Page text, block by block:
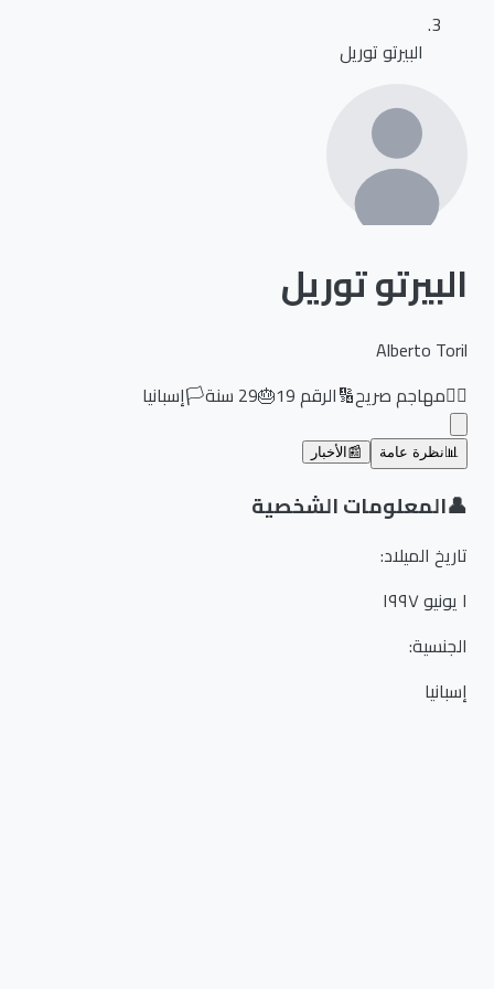
البيرتو توريل
البيرتو توريل
Alberto Toril
مهاجم صريح🔢الرقم19
🎂
29سنة🏳️إسبانيا
نظرة عامة 📰 الأخبار
المعلومات الشخصية
تاريخ الميلاد:
الجنسية:
إسبانيا